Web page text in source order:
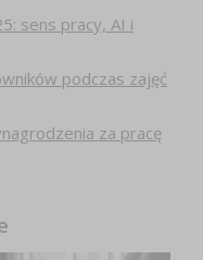
sens pracy, AI i
podczas zajęć
za pracę